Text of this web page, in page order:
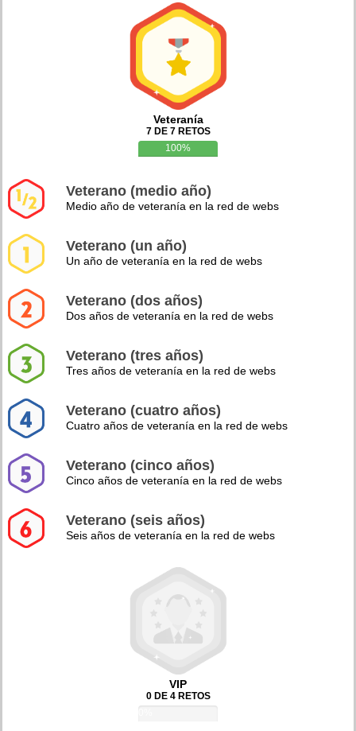
Veteranía
7 DE 7 RETOS
100%
Veterano (medio año)
Medio año de veteranía en la red de webs
Veterano (un año)
Un año de veteranía en la red de webs
Veterano (dos años)
Dos años de veteranía en la red de webs
Veterano (tres años)
Tres años de veteranía en la red de webs
Veterano (cuatro años)
Cuatro años de veteranía en la red de webs
Veterano (cinco años)
Cinco años de veteranía en la red de webs
Veterano (seis años)
Seis años de veteranía en la red de webs
VIP
0 DE 4 RETOS